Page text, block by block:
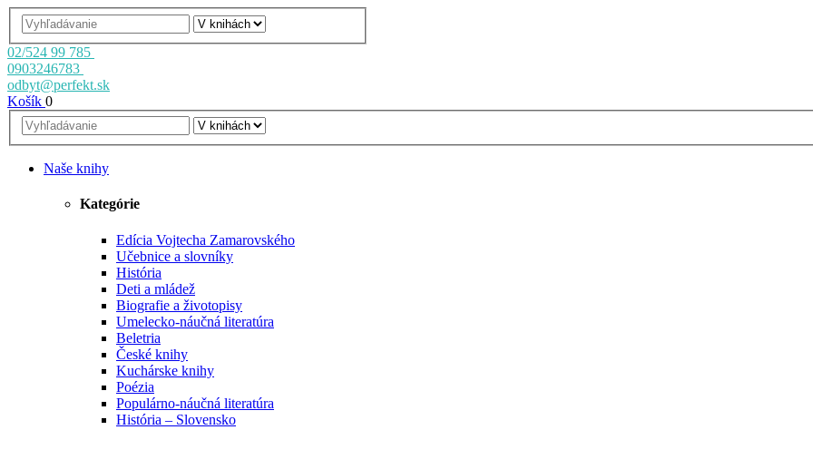
02/524 99 785
0903246783
odbyt@perfekt.sk
Košík 0
Naše knihy
Kategórie
Edícia Vojtecha Zamarovského
Učebnice a slovníky
História
Deti a mládež
Biografie a životopisy
Umelecko-náučná literatúra
Beletria
České knihy
Kuchárske knihy
Poézia
Populárno-náučná literatúra
História – Slovensko